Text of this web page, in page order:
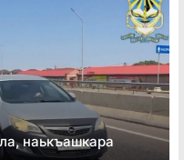
наькъашкара